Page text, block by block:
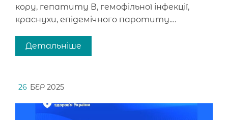
кору, гепатиту В, гемофільної інфекції,
краснухи, епідемічного паротиту.…
Детальніше
26 БЕР 2025